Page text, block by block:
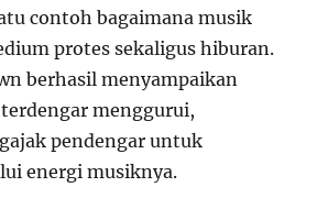
contoh bagaimana musik
protes sekaligus hiburan.
berhasil menyampaikan
menggurui,
pendengar untuk
energi musiknya.